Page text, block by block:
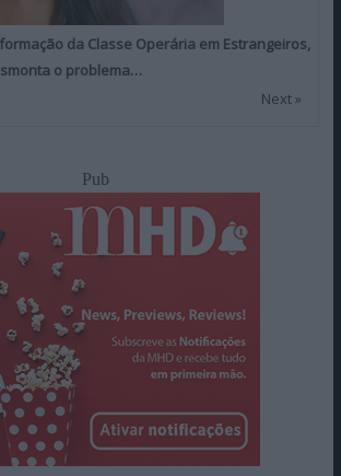
da Classe Operária em Estrangeiros,
o problema…
Next »
Pub